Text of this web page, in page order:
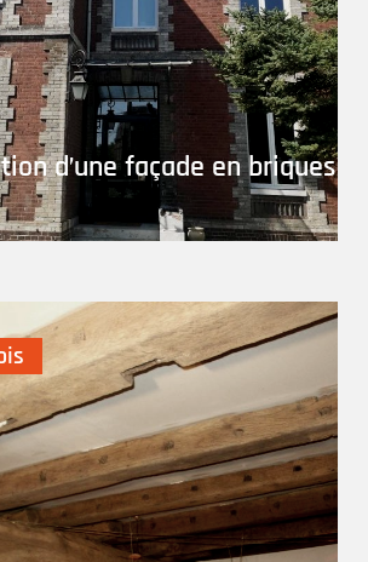
d’une façade en briques